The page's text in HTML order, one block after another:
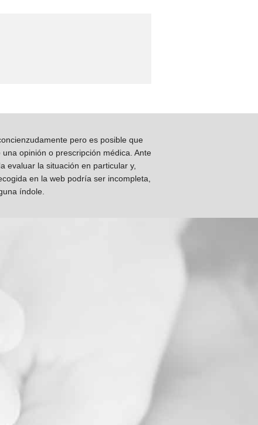
pero es posible que
opinión o prescripción médica. Ante
evaluar la situación en particular y,
en la web podría ser incompleta,
índole.